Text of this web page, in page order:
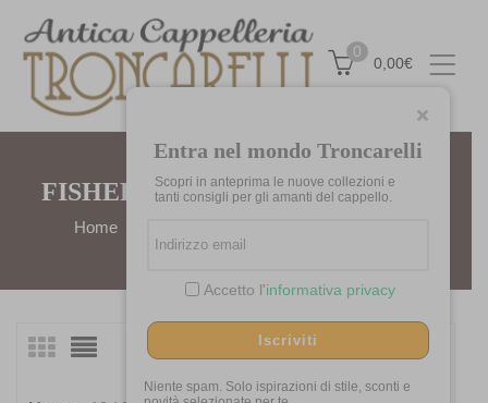
Entra nel mondo Troncarelli
Scopri in anteprima le nuove collezioni e
tanti consigli per gli amanti del cappello.
Accetto l'informativa privacy
Iscriviti
Niente spam. Solo ispirazioni di stile, sconti e
0
0,00€
FISHERMAN OUT OF IRELAND
Home
Visualizzazione di 8 risultati
Ordina in base al più